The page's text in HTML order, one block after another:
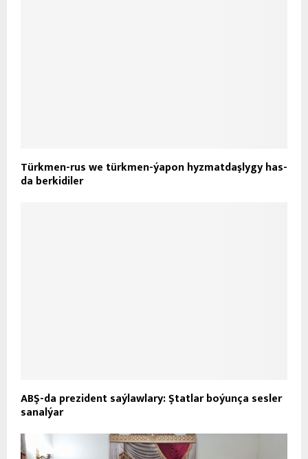
Türkmen-rus we türkmen-ýapon hyzmatdaşlygy has-
da berkidiler
ABŞ-da prezident saýlawlary: Ştatlar boýunça sesler
sanalýar